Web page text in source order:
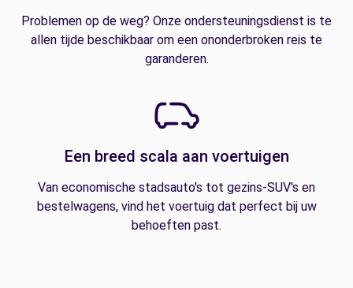
Problemen op de weg? Onze ondersteuningsdienst is te
allen tijde beschikbaar om een ononderbroken reis te
garanderen.
Een breed scala aan voertuigen
Van economische stadsauto's tot gezins-SUV's en
bestelwagens, vind het voertuig dat perfect bij uw
behoeften past.